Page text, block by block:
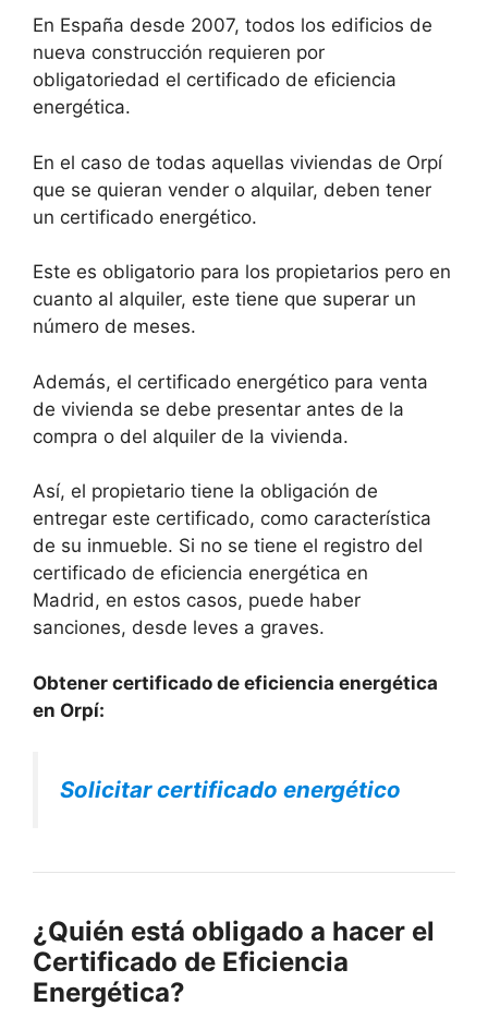
En España desde 2007, todos los edificios de
nueva construcción requieren por
obligatoriedad el certificado de eficiencia
energética.
En el caso de todas aquellas viviendas de Orpí
que se quieran vender o alquilar, deben tener
un certificado energético.
Este es obligatorio para los propietarios pero en
cuanto al alquiler, este tiene que superar un
número de meses.
Además, el certificado energético para venta
de vivienda se debe presentar antes de la
compra o del alquiler de la vivienda.
Así, el propietario tiene la obligación de
entregar este certificado, como característica
de su inmueble. Si no se tiene el registro del
certificado de eficiencia energética en
Madrid, en estos casos, puede haber
sanciones, desde leves a graves.
Obtener certificado de eficiencia energética
en Orpí:
Solicitar certificado energético
¿Quién está obligado a hacer el
Certificado de Eficiencia
Energética?